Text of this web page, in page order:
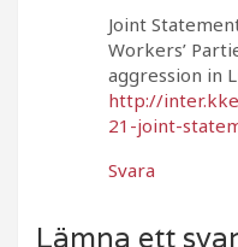
Joint
Workers’
aggression in
http://
21-joint-
Svara
Lämna ett svar